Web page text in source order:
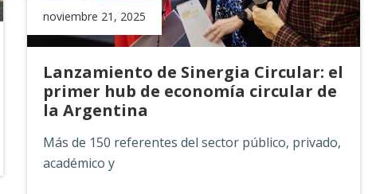
noviembre 21, 2025
Lanzamiento de Sinergia Circular: el
primer hub de economía circular de
la Argentina
Más de 150 referentes del sector público, privado,
académico y